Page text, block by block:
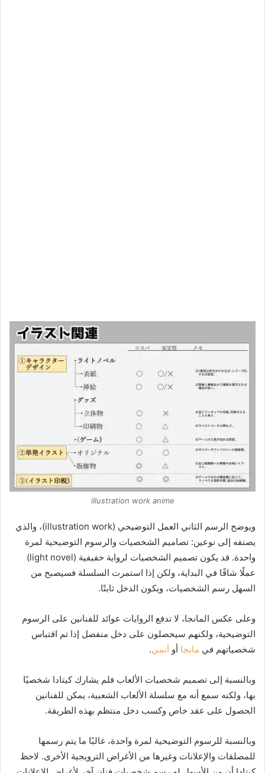
illustration work anime
ويوضح الرسم الثاني العمل التوضيحي (illustration work)، والذي
يصنفه إلى نوعين: تصاميم الشخصيات والرسوم التوضيحية لمرة
واحدة. قد يكون تصميم الشخصيات لرواية خفيفية (light novel)
عملًا شاقًا في البداية، ولكن إذا استمرت السلسلة فسيصبح من
السهل رسم الشخصيات، ويكون الدخل ثابتًا.
وعلى عكس المانجا، لا تدفع الروايات عوائد للفنانين على الرسوم
التوضيحية، ولكنهم سيحصلون على دخل منفصل إذا تم اقتباس
شخصياتهم في مانجا أو أنمي.
وبالنسبة إلى تصميم شخصيات الألعاب فلم يشارك كيتادا شخصيًا
بها، ولكنه سمع أنه مع سلسلة الألعاب الشعبية، يمكن للفنانين
الحصول على عقد خاص وكسب دخل منتظم بهذه الطريقة.
وبالنسبة للرسوم التوضيحية لمرة واحدة، غالبًا ما يتم رسمها
للمصلقات والإعلانات وغيرها من الأغراض الترويجية الأخرى. لاحظ